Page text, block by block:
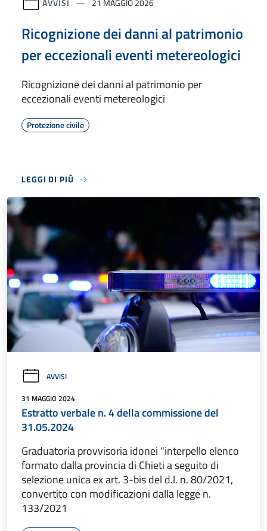
Ricognizione dei danni al patrimonio
per eccezionali eventi metereologici
Ricognizione dei danni al patrimonio per
eccezionali eventi metereologici
Protezione civile
LEGGI DI PIÙ
AVVISI
31 MAGGIO 2024
Estratto verbale n. 4 della commissione del
31.05.2024
Graduatoria provvisoria idonei "interpello elenco
formato dalla provincia di Chieti a seguito di
selezione unica ex art. 3-bis del d.l. n. 80/2021,
convertito con modificazioni dalla legge n.
133/2021